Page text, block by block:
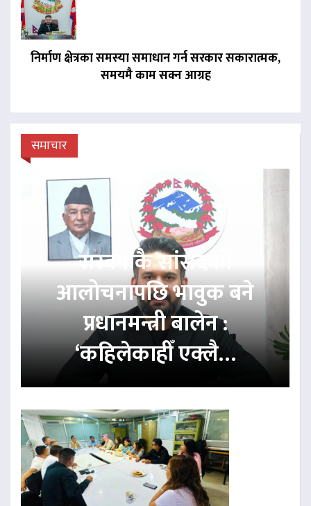
निर्माण क्षेत्रका समस्या समाधान गर्न सरकार सकारात्मक,
समयमै काम सक्न आग्रह
समाचार
रास्वपाकै सांसदको
आलोचनापछि भावुक बने
प्रधानमन्त्री बालेन :
‘कहिलेकाहीँ एक्लै…